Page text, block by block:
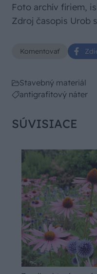
Foto archív firiem,
Zdroj časopis Urob
Komentovať
Stavebný materiál
antigrafitový náter
SÚVISIACE